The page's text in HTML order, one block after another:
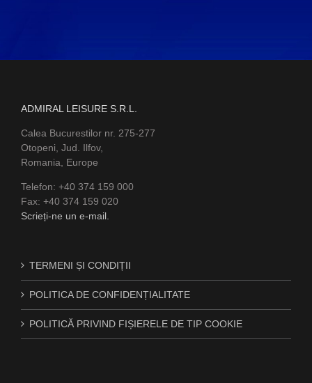
ADMIRAL LEISURE S.R.L.
Calea Bucurestilor nr. 275-277
Otopeni, Jud. Ilfov,
Romania, Europe
Telefon: +40 374 159 000
Fax: +40 374 159 020
Scrieți-ne un e-mail.
TERMENI ȘI CONDIȚII
POLITICA DE CONFIDENȚIALITATE
POLITICĂ PRIVIND FIȘIERELE DE TIP COOKIE